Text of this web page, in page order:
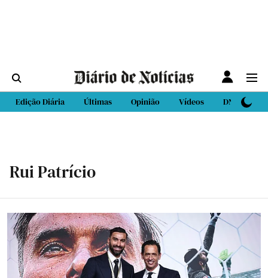
Edição Diária Últimas Opinião Vídeos DN Sport
Rui Patrício